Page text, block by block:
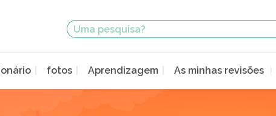
fotos Aprendizagem As minhas revisões